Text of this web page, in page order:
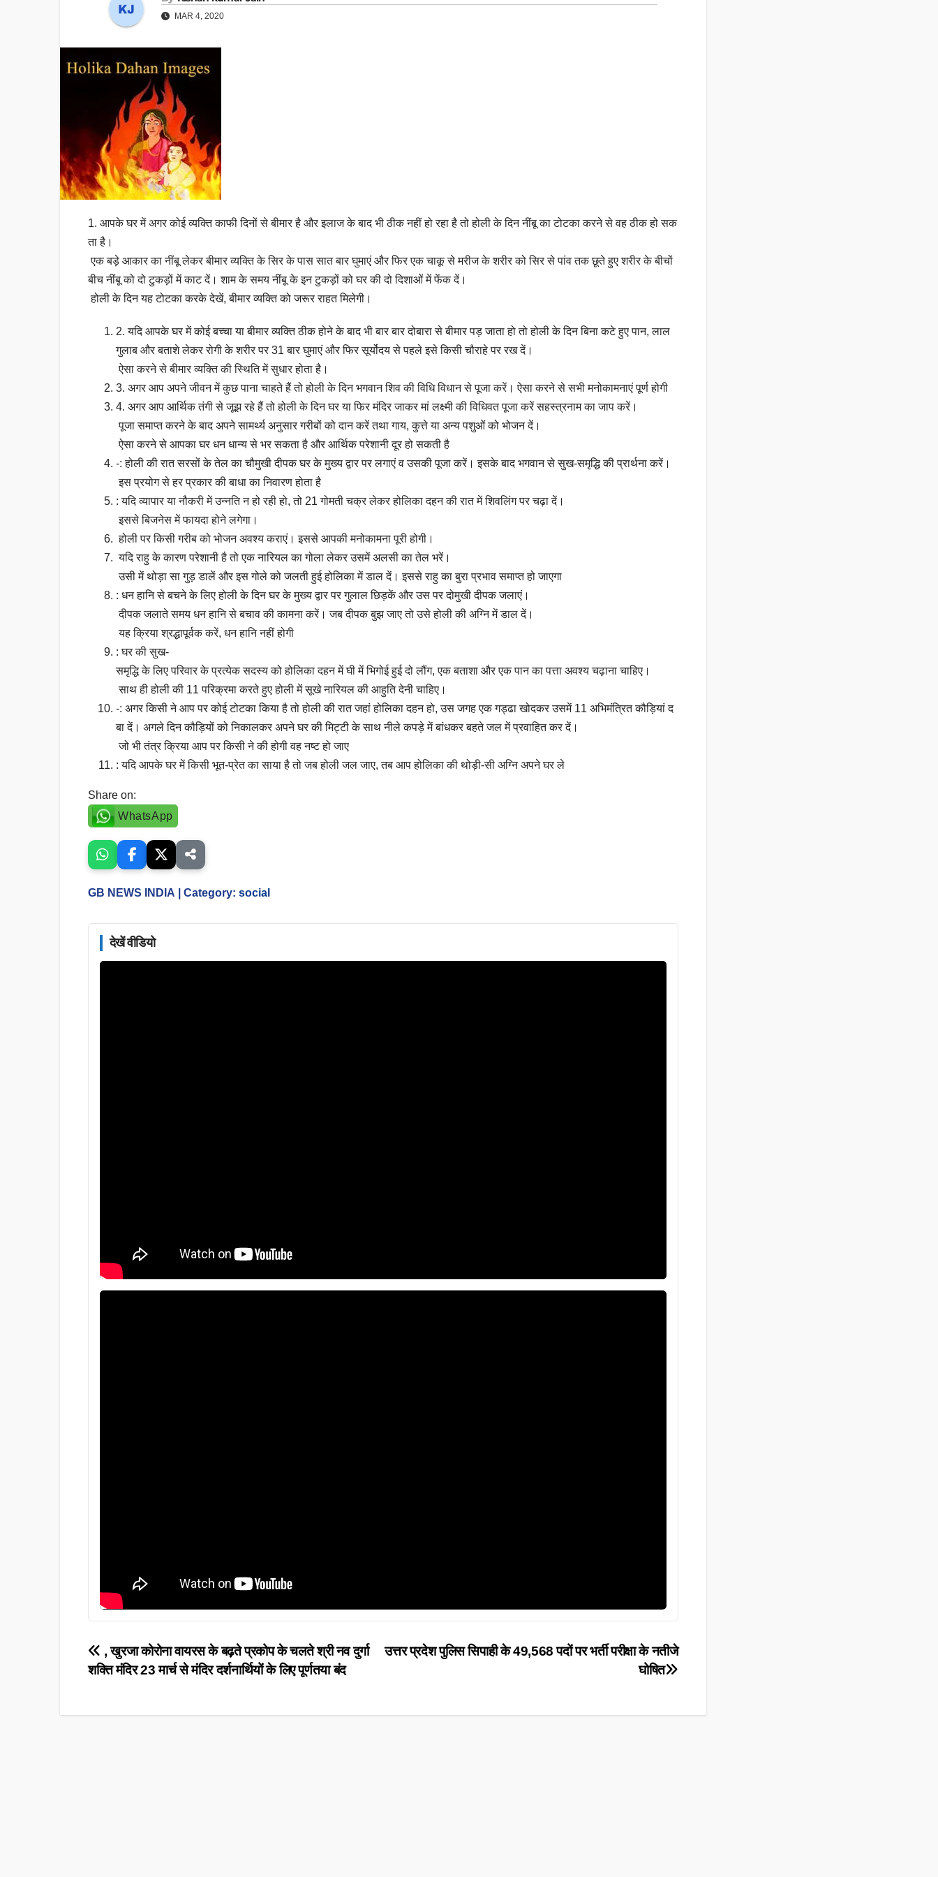
MAR 4, 2020
1. आपके घर में अगर कोई व्यक्ति काफी दिनों से बीमार है और इलाज के बाद भी ठीक नहीं हो रहा है तो होली के दिन नींबू का टोटका करने से वह ठीक हो सक
ता है।
एक बड़े आकार का नींबू लेकर बीमार व्यक्ति के सिर के पास सात बार घुमाएं और फिर एक चाकू से मरीज के शरीर को सिर से पांव तक छूते हुए शरीर के बीचों
बीच नींबू को दो टुकड़ों में काट दें। शाम के समय नींबू के इन टुकड़ों को घर की दो दिशाओं में फेंक दें।
होली के दिन यह टोटका करके देखें, बीमार व्यक्ति को जरूर राहत मिलेगी।
2. यदि आपके घर में कोई बच्चा या बीमार व्यक्ति ठीक होने के बाद भी बार बार दोबारा से बीमार पड़ जाता हो तो होली के दिन बिना कटे हुए पान, लाल
गुलाब और बताशे लेकर रोगी के शरीर पर 31 बार घुमाएं और फिर सूर्योदय से पहले इसे किसी चौराहे पर रख दें।
ऐसा करने से बीमार व्यक्ति की स्थिति में सुधार होता है।
3. अगर आप अपने जीवन में कुछ पाना चाहते हैं तो होली के दिन भगवान शिव की विधि विधान से पूजा करें। ऐसा करने से सभी मनोकामनाएं पूर्ण होगी
4. अगर आप आर्थिक तंगी से जूझ रहे हैं तो होली के दिन घर या फिर मंदिर जाकर मां लक्ष्मी की विधिवत पूजा करें सहस्त्रनाम का जाप करें।
पूजा समाप्त करने के बाद अपने सामर्थ्य अनुसार गरीबों को दान करें तथा गाय, कुत्ते या अन्य पशुओं को भोजन दें।
ऐसा करने से आपका घर धन धान्य से भर सकता है और आर्थिक परेशानी दूर हो सकती है
-: होली की रात सरसों के तेल का चौमुखी दीपक घर के मुख्य द्वार पर लगाएं व उसकी पूजा करें। इसके बाद भगवान से सुख-समृद्धि की प्रार्थना करें।
इस प्रयोग से हर प्रकार की बाधा का निवारण होता है
: यदि व्यापार या नौकरी में उन्नति न हो रही हो, तो 21 गोमती चक्र लेकर होलिका दहन की रात में शिवलिंग पर चढ़ा दें।
इससे बिजनेस में फायदा होने लगेगा।
होली पर किसी गरीब को भोजन अवश्य कराएं। इससे आपकी मनोकामना पूरी होगी।
यदि राहु के कारण परेशानी है तो एक नारियल का गोला लेकर उसमें अलसी का तेल भरें।
उसी में थोड़ा सा गुड़ डालें और इस गोले को जलती हुई होलिका में डाल दें। इससे राहु का बुरा प्रभाव समाप्त हो जाएगा
: धन हानि से बचने के लिए होली के दिन घर के मुख्य द्वार पर गुलाल छिड़कें और उस पर दोमुखी दीपक जलाएं।
दीपक जलाते समय धन हानि से बचाव की कामना करें। जब दीपक बुझ जाए तो उसे होली की अग्नि में डाल दें।
यह क्रिया श्रद्धापूर्वक करें, धन हानि नहीं होगी
: घर की सुख-
समृद्धि के लिए परिवार के प्रत्येक सदस्य को होलिका दहन में घी में भिगोई हुई दो लौंग, एक बताशा और एक पान का पत्ता अवश्य चढ़ाना चाहिए।
साथ ही होली की 11 परिक्रमा करते हुए होली में सूखे नारियल की आहुति देनी चाहिए।
-: अगर किसी ने आप पर कोई टोटका किया है तो होली की रात जहां होलिका दहन हो, उस जगह एक गड्ढा खोदकर उसमें 11 अभिमंत्रित कौड़ियां द
बा दें। अगले दिन कौड़ियों को निकालकर अपने घर की मिट्टी के साथ नीले कपड़े में बांधकर बहते जल में प्रवाहित कर दें।
जो भी तंत्र क्रिया आप पर किसी ने की होगी वह नष्ट हो जाए
: यदि आपके घर में किसी भूत-प्रेत का साया है तो जब होली जल जाए, तब आप होलिका की थोड़ी-सी अग्नि अपने घर ले
Share on:
WhatsApp
GB NEWS INDIA | Category: social
देखें वीडियो
Post
navigation
उत्तर प्रदेश पुलिस सिपाही के 49,568 पदों पर भर्ती परीक्षा के नतीजे
घोषित
, खुरजा कोरोना वायरस के बढ़ते प्रकोप के चलते श्री नव दुर्गा
शक्ति मंदिर 23 मार्च से मंदिर दर्शनार्थियों के लिए पूर्णतया बंद